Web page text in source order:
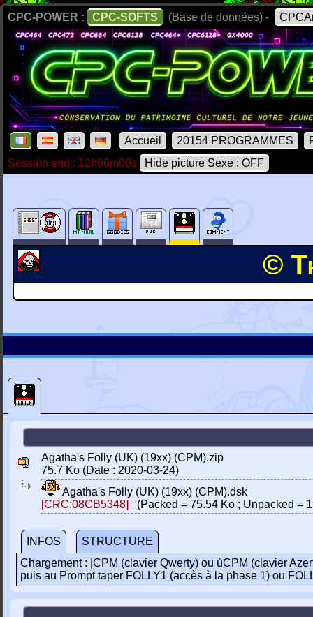
CPC-POWER : CPC-SOFTS (Base de données) -
Accueil 20154 PROGRAMMES
Session end : 12h00m00s
Hide picture Sexe : OFF
©
Agatha's Folly (UK) (19xx) (CPM).zip
75.7 Ko (Date : 2020-03-24)
Agatha's Folly (UK) (19xx) (CPM).dsk
[CRC:08CB5348]
(Packed = 75.54 Ko ; Unpacked =
INFOS
STRUCTURE
Chargement : |CPM (clavier Qwerty) ou ùCPM (clavier
puis au Prompt taper FOLLY1 (accès à la phase 1) ou